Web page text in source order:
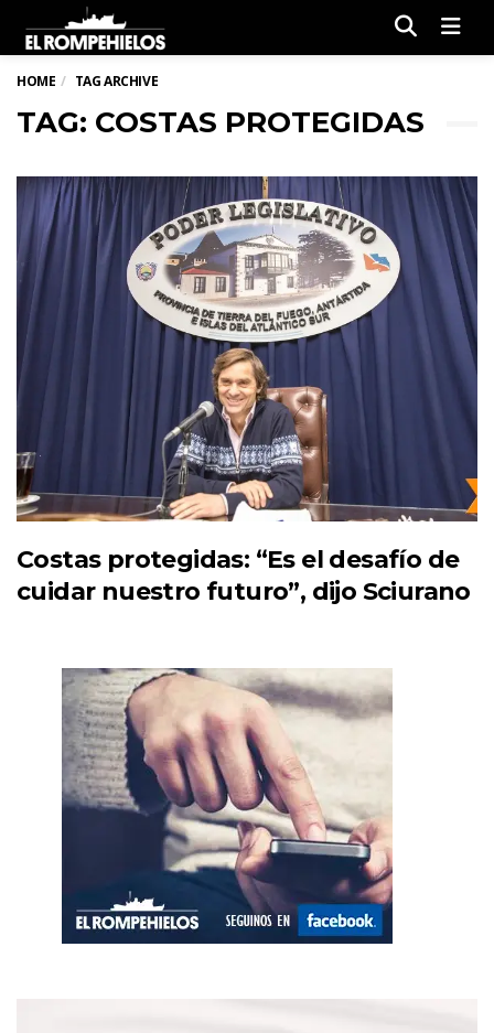
HOME TAG ARCHIVE
TAG: COSTAS PROTEGIDAS
Costas protegidas: “Es el desafío de
cuidar nuestro futuro”, dijo Sciurano